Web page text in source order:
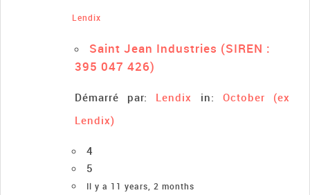
Lendix
Saint Jean Industries (SIREN :
395 047 426)
Démarré par: Lendix in: October (ex
Lendix)
4
5
Il y a 11 years, 2 months